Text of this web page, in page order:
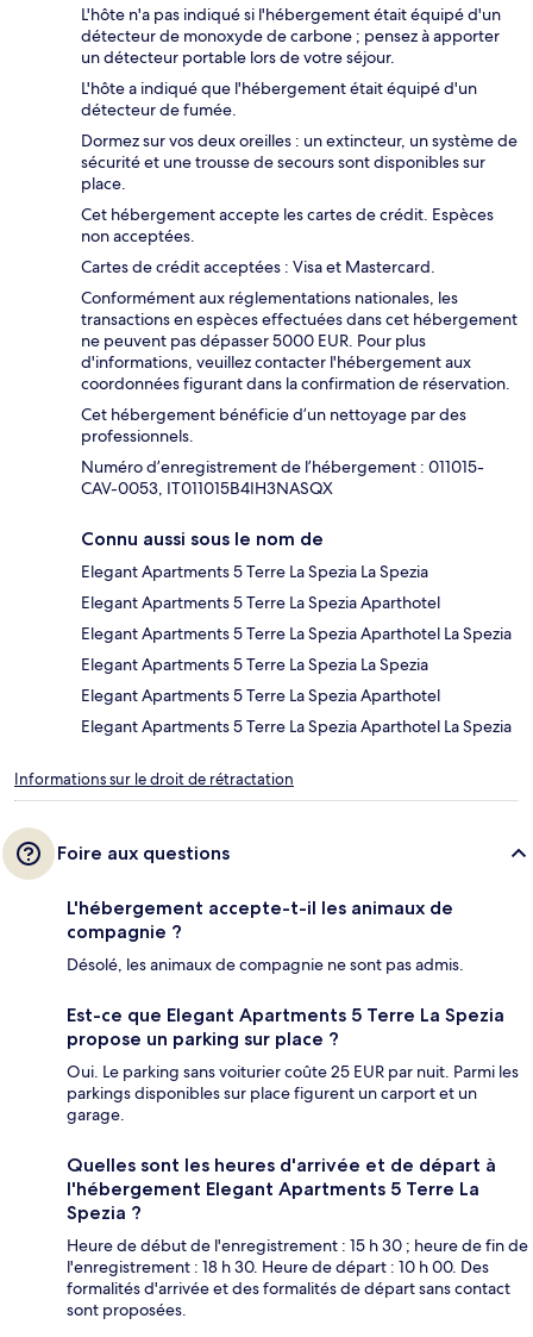
L'hôte n'a pas indiqué si l'hébergement était équipé d'un
détecteur de monoxyde de carbone ; pensez à apporter
un détecteur portable lors de votre séjour.
L'hôte a indiqué que l'hébergement était équipé d'un
détecteur de fumée.
Dormez sur vos deux oreilles : un extincteur, un système de
sécurité et une trousse de secours sont disponibles sur
place.
Cet hébergement accepte les cartes de crédit. Espèces
non acceptées.
Cartes de crédit acceptées : Visa et Mastercard.
Conformément aux réglementations nationales, les
transactions en espèces effectuées dans cet hébergement
ne peuvent pas dépasser 5000 EUR. Pour plus
d'informations, veuillez contacter l'hébergement aux
coordonnées figurant dans la confirmation de réservation.
Cet hébergement bénéficie d’un nettoyage par des
professionnels.
Numéro d’enregistrement de l’hébergement : 011015-
CAV-0053, IT011015B4IH3NASQX
Connu aussi sous le nom de
Elegant Apartments 5 Terre La Spezia La Spezia
Elegant Apartments 5 Terre La Spezia Aparthotel
Elegant Apartments 5 Terre La Spezia Aparthotel La Spezia
Elegant Apartments 5 Terre La Spezia La Spezia
Elegant Apartments 5 Terre La Spezia Aparthotel
Elegant Apartments 5 Terre La Spezia Aparthotel La Spezia
Informations sur le droit de rétractation
Foire aux questions
L'hébergement accepte-t-il les animaux de
compagnie ?
Désolé, les animaux de compagnie ne sont pas admis.
Est-ce que Elegant Apartments 5 Terre La Spezia
propose un parking sur place ?
Oui. Le parking sans voiturier coûte 25 EUR par nuit. Parmi les
parkings disponibles sur place figurent un carport et un
garage.
Quelles sont les heures d'arrivée et de départ à
l'hébergement Elegant Apartments 5 Terre La
Spezia ?
Heure de début de l'enregistrement : 15 h 30 ; heure de fin de
l'enregistrement : 18 h 30. Heure de départ : 10 h 00. Des
formalités d'arrivée et des formalités de départ sans contact
sont proposées.